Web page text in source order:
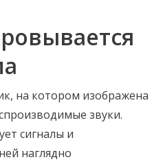
на котором изображена
звуки.
сигналы и
наглядно